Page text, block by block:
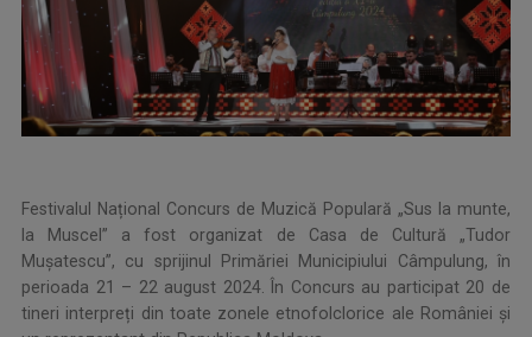
Festivalul Național Concurs de Muzică Populară „Sus la munte,
la Muscel” a fost organizat de Casa de Cultură „Tudor
Mușatescu”, cu sprijinul Primăriei Municipiului Câmpulung, în
perioada 21 – 22 august 2024. În Concurs au participat 20 de
tineri interpreți din toate zonele etnofolclorice ale României și